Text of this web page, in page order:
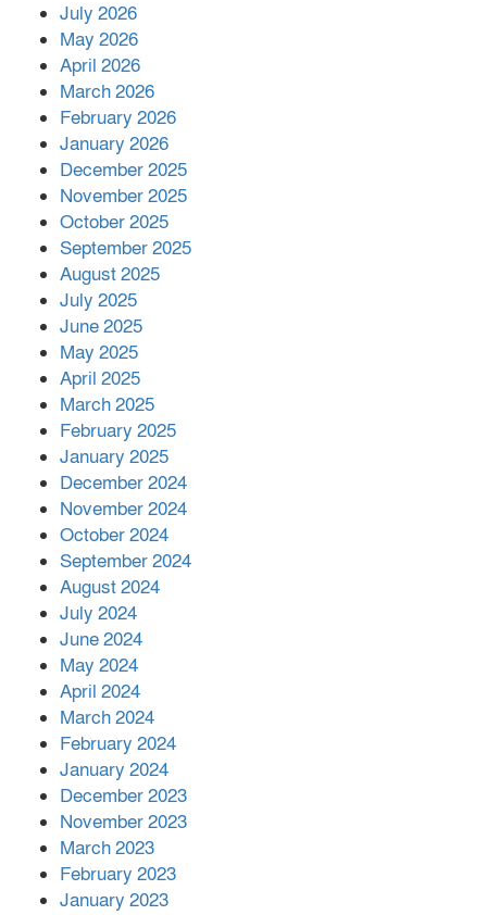
পর ফোন তারেক রহমানের,গ্যাস সঙ্কট
সহায়তা দিলেন সাচিং প্রু জেরী
July 2026
May 2026
April 2026
March 2026
February 2026
January 2026
December 2025
November 2025
October 2025
September 2025
August 2025
July 2025
June 2025
May 2025
April 2025
March 2025
February 2025
January 2025
December 2024
November 2024
October 2024
September 2024
August 2024
July 2024
June 2024
May 2024
April 2024
March 2024
February 2024
January 2024
December 2023
November 2023
March 2023
February 2023
January 2023